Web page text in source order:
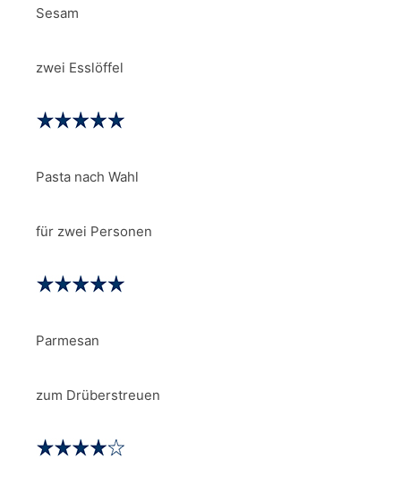
Sesam
zwei Esslöffel
Pasta nach Wahl
für zwei Personen
Parmesan
zum Drüberstreuen